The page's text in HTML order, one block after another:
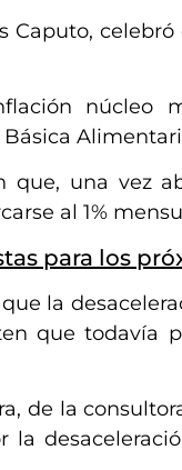
Caputo,
núcleo
que, una vez
al 1%
para los
la
que todavía
de la
la